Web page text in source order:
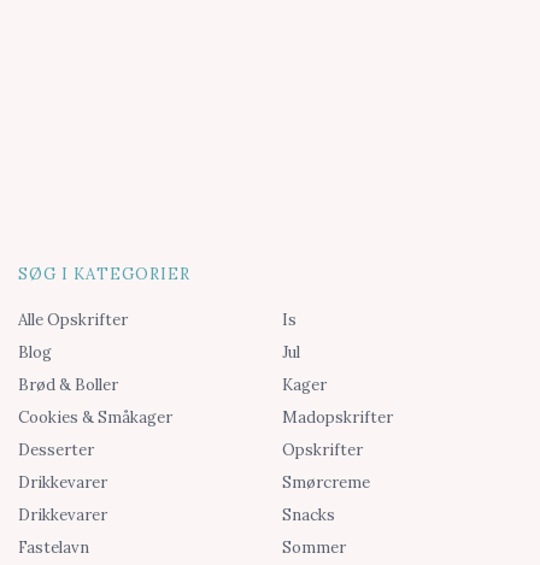
SØG I KATEGORIER
Alle Opskrifter
Blog
Brød & Boller
Cookies & Småkager
Desserter
Drikkevarer
Drikkevarer
Fastelavn
Is
Jul
Kager
Madopskrifter
Opskrifter
Smørcreme
Snacks
Sommer